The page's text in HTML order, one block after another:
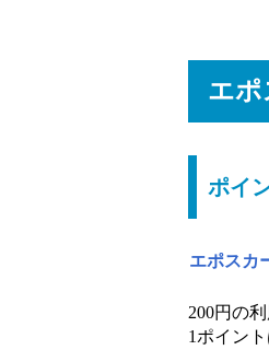
エポ
ポイ
エポスカ
200円の
1ポイン